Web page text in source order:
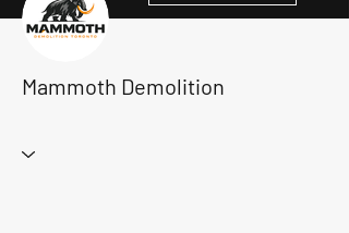
Mammoth Demolition